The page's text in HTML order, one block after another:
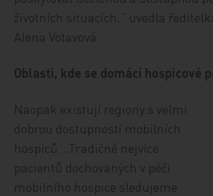
životních situacích,” uvedla
Alena Votavová.
Oblasti, kde se domácí hospicové
Naopak existují regiony s velmi
dobrou dostupností mobilních
hospiců. „Tradičně nejvíce
pacientů dochovaných v péči
mobilního hospice sledujeme